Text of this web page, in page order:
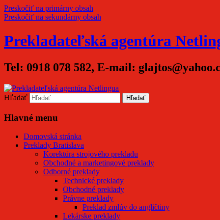
Preskočiť na primárny obsah
Preskočiť na sekundárny obsah
Prekladateľská agentúra
Tel: 0918 078 582, E-mail:
Hľadať
Hlavné menu
Domovská stránka
Preklady Bratislava
Korektúra strojového prekladu
Obchodné a marketingové preklady
Odborné preklady
Technické preklady
Obchodné preklady
Právne preklady
Preklad zmlúv do angličtiny
Lekárske preklady